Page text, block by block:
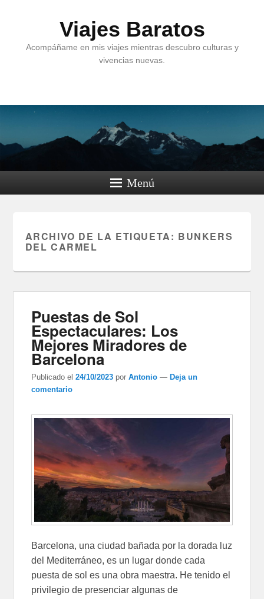
Viajes Baratos
Acompáñame en mis viajes mientras descubro culturas y
vivencias nuevas.
Menú
ARCHIVO DE LA ETIQUETA: BUNKERS
DEL CARMEL
Puestas de Sol
Espectaculares: Los
Mejores Miradores de
Barcelona
Publicado el 24/10/2023 porAntonio — Deja un
comentario
Barcelona, una ciudad bañada por la dorada luz
del Mediterráneo, es un lugar donde cada
puesta de sol es una obra maestra. He tenido el
privilegio de presenciar algunas de